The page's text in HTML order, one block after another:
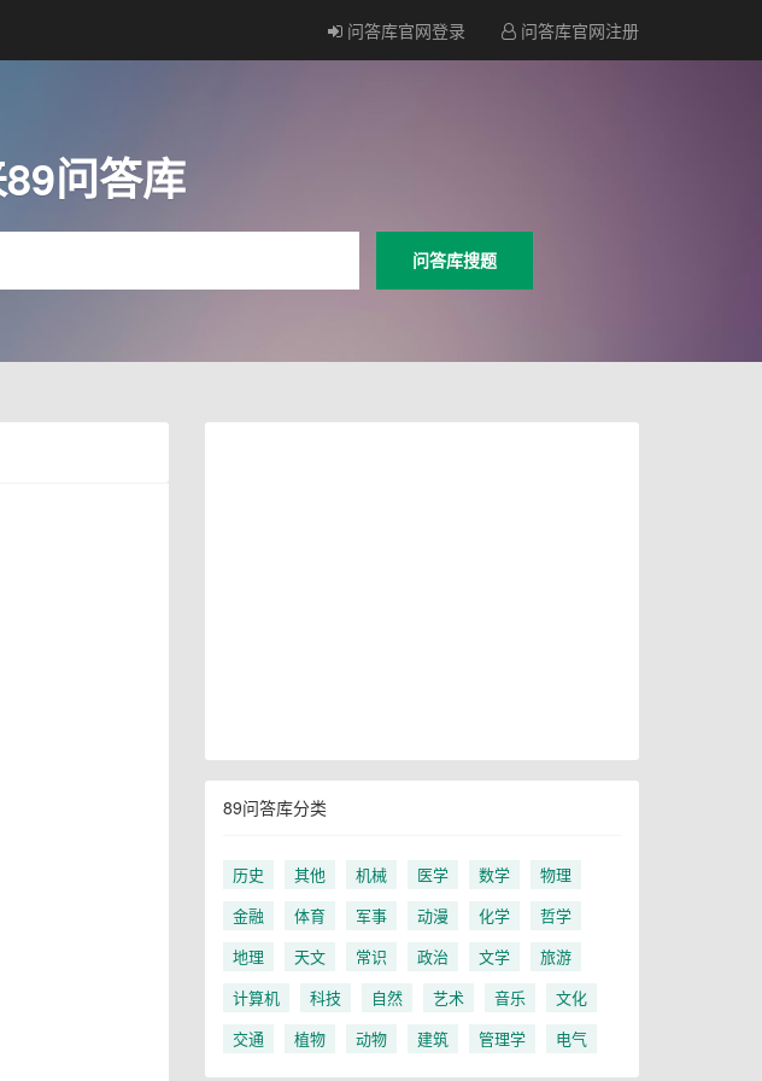
问答库官网登录 问答库官网注册
问答库
问答库搜题
89问答库分类
历史 其他 机械 医学 数学
物理
金融
体育 军事 动漫 化学
哲学
地理
天文 常识 政治 文学
旅游
计算机
科技 自然 艺术 音乐
文化
交通
植物 动物 建筑 管理学 电气